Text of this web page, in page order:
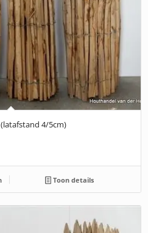
4/5cm)
Toon details